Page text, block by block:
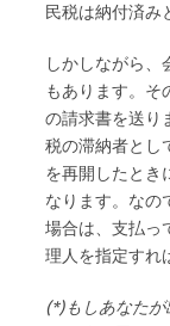
民税は納付済み
しかしながら、
もあります。そ
の請求書を送り
税の滞納者とし
を再開したとき
なります。なの
場合は、支払っ
理人を指定すれ
(*)もしあなたが